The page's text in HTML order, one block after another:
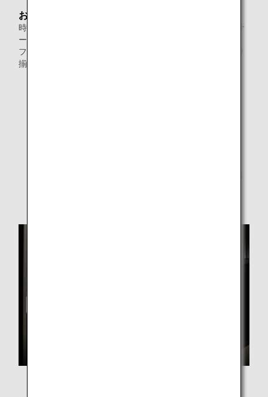
お食事
時間帯により提供内容が変わるセット形式の新たなお食事サ
ービス「SUITE DINING」や、豊富なお料理を揃えたビュッ
フェカウンター・ヌードルバーに加え、ドリンクを各種取り
揃えています。